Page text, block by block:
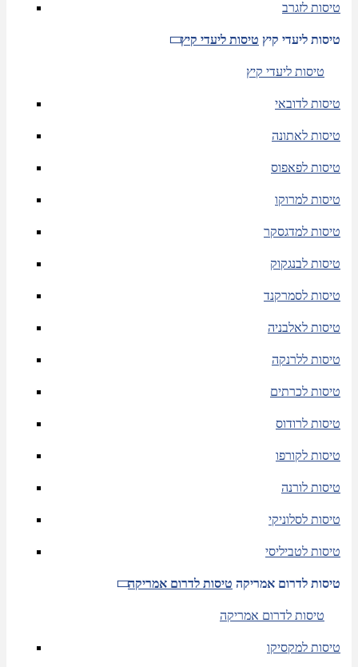
טיסות לזגרב
טיסות ליעדי קיץ טיסות ליעדי קיץ
טיסות ליעדי קיץ
טיסות לדובאי
טיסות לאתונה
טיסות לפאפוס
טיסות למרוקו
טיסות למדגסקר
טיסות לבנגקוק
טיסות לסמרקנד
טיסות לאלבניה
טיסות ללרנקה
טיסות לכרתים
טיסות לרודוס
טיסות לקורפו
טיסות לורנה
טיסות לסלוניקי
טיסות לטביליסי
טיסות לדרום אמריקה טיסות לדרום אמריקה
טיסות לדרום אמריקה
טיסות למקסיקו